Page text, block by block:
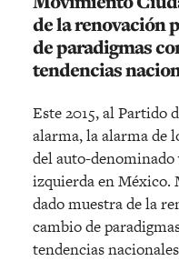
de la renovación
de paradigmas
tendencias
Este 2015, al Partido
alarma, la alarma de
del auto-
izquierda en México.
dado muestra de la
cambio de
tendencias